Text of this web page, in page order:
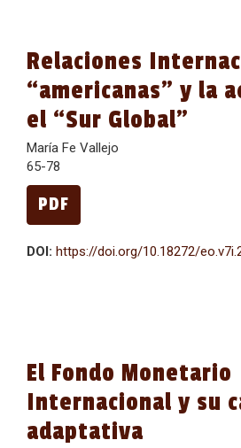
Relaciones
“americanas” y la
el “Sur Global”
María Fe Vallejo
65-78
PDF
DOI: https://doi.org/10.18272/
El Fondo Monetario
Internacional y su
adaptativa